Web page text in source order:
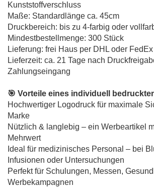
Kunststoffverschluss
Maße: Standardlänge ca. 45cm
Druckbereich: bis zu 4-farbig oder
Mindestbestellmenge: 300 Stück
Lieferung: frei Haus per DHL oder FedEx
Lieferzeit: ca. 21 Tage nach
Zahlungseingang
🎯 Vorteile eines individuell
Hochwertiger Logodruck für maximale
Marke
Nützlich & langlebig – ein Werbeartikel
Mehrwert
Ideal für medizinisches Personal – bei
Infusionen oder Untersuchungen
Perfekt für Schulungen, Messen,
Werbekampagnen